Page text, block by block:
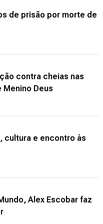
de prisão por morte de
contra cheias nas
Deus
cultura e encontro às
Alex Escobar faz